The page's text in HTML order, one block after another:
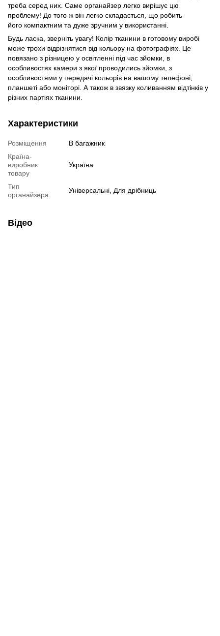
треба серед них. Саме органайзер легко вирішує цю
проблему! До того ж він легко складається, що робить
його компактним та дуже зручним у використанні.
Будь ласка, зверніть увагу! Колір тканини в готовому виробі
може трохи відрізнятися від кольору на фотографіях. Це
повязано з різницею у освітленні під час зйомки, в
особливостях камери з якої проводились зйомки, з
особливостями у передачі кольорів на вашому телефоні,
планшеті або моніторі. А також в звязку коливанням відтінків у
різних партіях тканини.
Характеристики
Розміщення
В багажник
Країна-
виробник
товару
Україна
Тип
органайзера
Універсальні, Для дрібниць
Відео